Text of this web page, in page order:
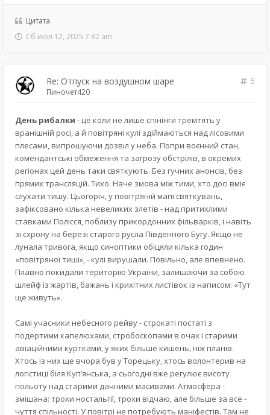
Цитата
Сб июл 12, 2025 7:32 am
Re: Отпуск на воздушном шаре
5
Пиночет420
День рибалки - це коли не лише спінінги тремтять у
вранішній росі, а й повітряні кулі здіймаються над лісовими
плесами, випрошуючи дозвіл у неба. Попри воєнний стан,
комендантські обмеження та загрозу обстрілів, в окремих
регіонах цей день таки святкують. Без гучних анонсів, без
прямих трансляцій. Тихо. Наче змова між тими, хто досі вміє
слухати тишу. Цьогоріч, у повітряній мапі святкувань,
зафіксовано кілька невеликих злетів - над притихлими
ставками Полісся, поблизу прикордонних фільварків, і навіть
зі схрону на березі старого русла Південного Бугу. Якщо не
лунала тривога, якщо синоптики обіцяли кілька годин
«повітряної тиші», - кулі вирушали. Повільно, але впевнено.
Плавно покидали територію України, залишаючи за собою
шлейф із жартів, бажань і крихітних листівок із написом: «Тут
ще живуть».
Самі учасники небесного рейву - строкаті постаті з
подертими капелюхами, стробоскопами в очах і старими
авіаційними куртками, у яких більше кишень, ніж планів.
Хтось із них ще вчора був у Торецьку, хтось волонтерив на
логістиці біля Куп’янська, а сьогодні вже регулює висоту
польоту над старими дачними масивами. Атмосфера -
змішана: трохи ностальгії, трохи відчаю, але більше за все -
чуття спільності. У повітрі не потребують маніфестів. Там не